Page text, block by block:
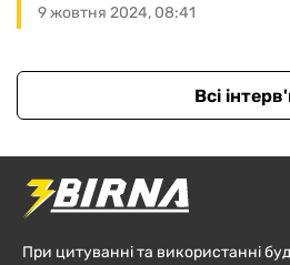
9 жовтня 2024, 08:41
Всі
При цитуванні та використанні